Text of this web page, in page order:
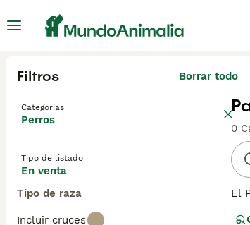
Filtros Borrar todo
Categorías
Perros
Tipo de listado
En venta
Tipo de raza
Incluir cruces
0
El